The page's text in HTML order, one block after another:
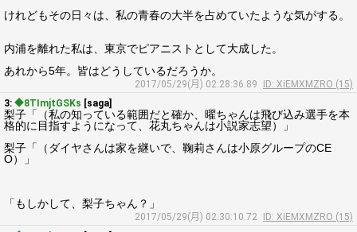
けれどもその日々は、私の青春の大半を占めていたような気がする。
内浦を離れた私は、東京でピアニストとして大成した。
あれから5年。皆はどうしているだろうか。
2017/05/29(月) 02:28:36.89
ID: XiEMXMZRO (15)
3: ◆8TImjtGSKs [saga]
梨子「（私の知っている範囲だと確か、曜ちゃんは飛び込み選手を本
格的に目指すようになって、花丸ちゃんは小説家志望）」
梨子「（ダイヤさんは家を継いで、鞠莉さんは小原グループのCE
O）」
「もしかして、梨子ちゃん？」
2017/05/29(月) 02:30:10.72
ID: XiEMXMZRO (15)